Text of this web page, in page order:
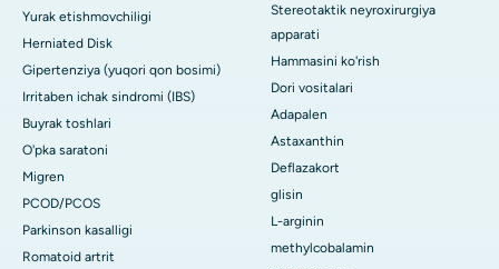
Yurak etishmovchiligi
Herniated Disk
Gipertenziya (yuqori qon bosimi)
Irritaben ichak sindromi (IBS)
Buyrak toshlari
O'pka saratoni
Migren
PCOD/PCOS
Parkinson kasalligi
Romatoid artrit
Stereotaktik neyroxirurgiya
apparati
Hammasini ko'rish
Dori vositalari
Adapalen
Astaxanthin
Deflazakort
glisin
L-arginin
methylcobalamin